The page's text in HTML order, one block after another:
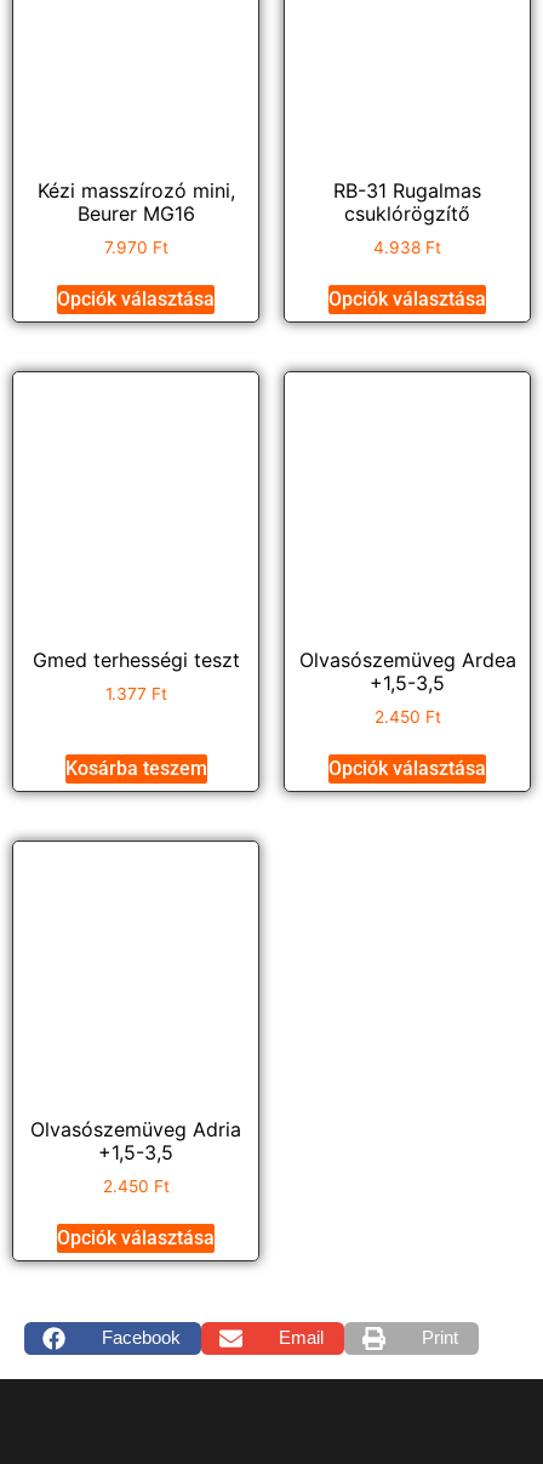
Kézi masszírozó mini,
Beurer MG16
7.970 Ft
Opciók választása
RB-31 Rugalmas
csuklórögzítő
4.938 Ft
Opciók választása
Gmed terhességi teszt
1.377 Ft
Kosárba teszem
Olvasószemüveg Ardea
+1,5-3,5
2.450 Ft
Opciók választása
Olvasószemüveg Adria
+1,5-3,5
2.450 Ft
Opciók választása
Facebook Email Print